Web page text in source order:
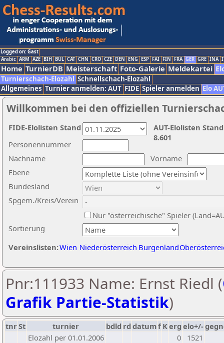
Logged on: Gast
Arabic ARM AZE BIH BUL CAT CHN CRO CZE DEN ENG ESP FAI FIN FRA GER GRE INA
Home TurnierDB Meisterschaft Foto-Galerie Meldekartei
Turnierschach-Elozahl Schnellschach-Elozahl
Allgemeines Turnier anmelden: AUT FIDE Spieler anmelden Elo
Willkommen bei den offiziellen
Nachname
Vorname
Ebene
Sortierung
Personennummer
Bundesland
Spgem./Kreis/Verein
Nur "österreichische" Spieler
Vereinslisten:Wien Niederösterreich Burgenland
AUT-Elolisten
8.601
FIDE-Elolisten Stand
Pnr:111933 Name: Ernst Riedl (
Grafik Partie-Statistik)
tnrSt turnier bdld rd datumf Kerg elo+/-
Elozahl per 01.01.2006
0
1521